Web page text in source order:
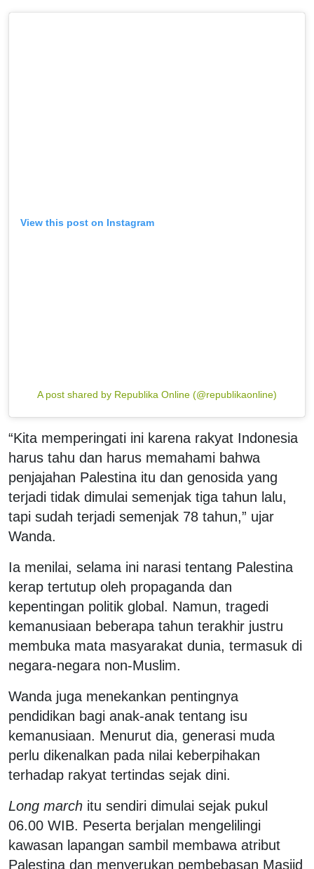
View this post on Instagram
A post shared by Republika Online (@republikaonline)
“Kita memperingati ini karena rakyat Indonesia
harus tahu dan harus memahami bahwa
penjajahan Palestina itu dan genosida yang
terjadi tidak dimulai semenjak tiga tahun lalu,
tapi sudah terjadi semenjak 78 tahun,” ujar
Wanda.
Ia menilai, selama ini narasi tentang Palestina
kerap tertutup oleh propaganda dan
kepentingan politik global. Namun, tragedi
kemanusiaan beberapa tahun terakhir justru
membuka mata masyarakat dunia, termasuk di
negara-negara non-Muslim.
Wanda juga menekankan pentingnya
pendidikan bagi anak-anak tentang isu
kemanusiaan. Menurut dia, generasi muda
perlu dikenalkan pada nilai keberpihakan
terhadap rakyat tertindas sejak dini.
Long march itu sendiri dimulai sejak pukul
06.00 WIB. Peserta berjalan mengelilingi
kawasan lapangan sambil membawa atribut
Palestina dan menyerukan pembebasan Masjid